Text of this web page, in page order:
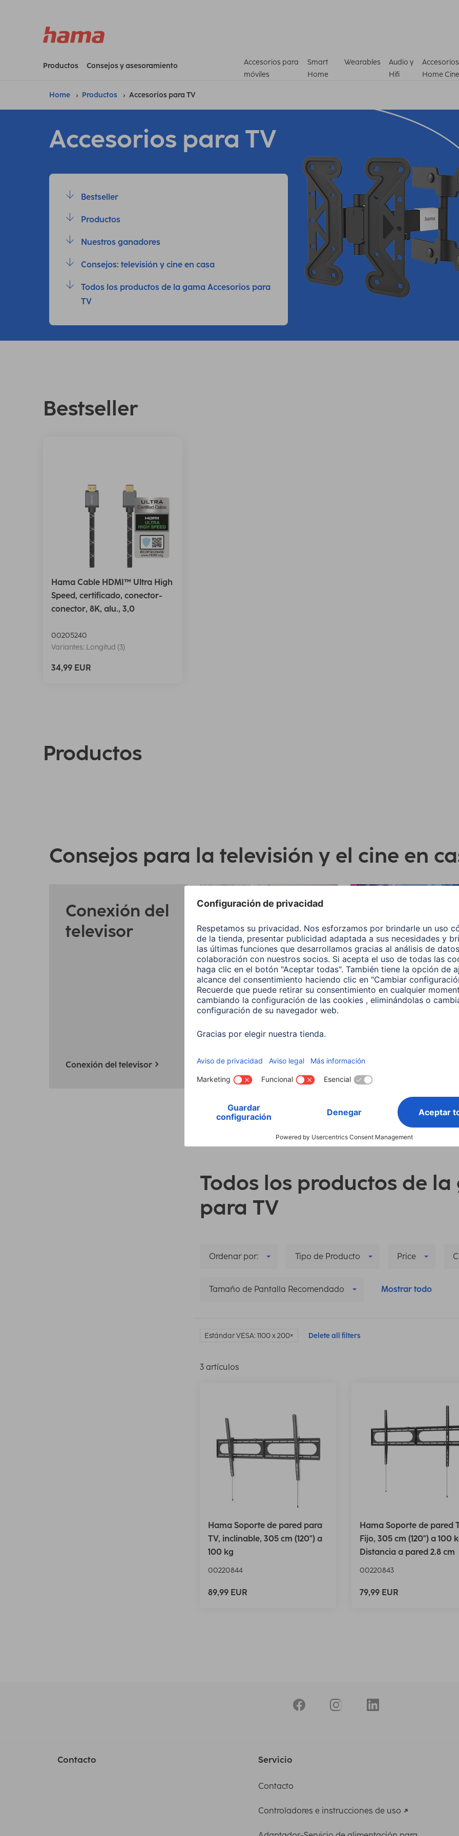
Productos Consejos y asesoramiento
Accesorios para
móviles
Smart
Home
Wearables
Audio y
Hifi
Home
Home Productos Accesorios para TV
Accesorios para TV
Bestseller
Productos
Nuestros ganadores
Consejos: televisión y cine en casa
Todos los productos de la gama Accesorios para
TV
Bestseller
Hama Cable HDMI™ Ultra High
Speed, certificado, conector-
conector, 8K, alu., 3,0
00205240
Variantes: Longitud (3)
34,99 EUR
Productos
Consejos para la televisión y el cine en
Conexión del
televisor
Conexión del televisor
TV y cine en casa: consejos
Instalación y montaje del televisor
La distancia
correcta al
televisor
4 minutos de lectura
TV y cine en casa: consejos
Equipar el salón del televisor
Todos los productos de
para TV
Ordenar por: Tipo de Producto Price
Tamaño de Pantalla Recomendado Mostrar todo
Estándar VESA: 1100 x 200 Delete all filters
3 artículos
Hama Soporte de pared para
TV, inclinable, 305 cm (120") a
100 kg
00220844
89,99 EUR
Hama Soporte de pared
Fijo, 305 cm (120") a 100
Distancia a pared 2.8 cm
00220843
79,99 EUR
Contacto Servicio
Contacto
Controladores e instrucciones de uso